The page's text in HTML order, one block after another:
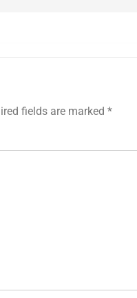
fields are marked *